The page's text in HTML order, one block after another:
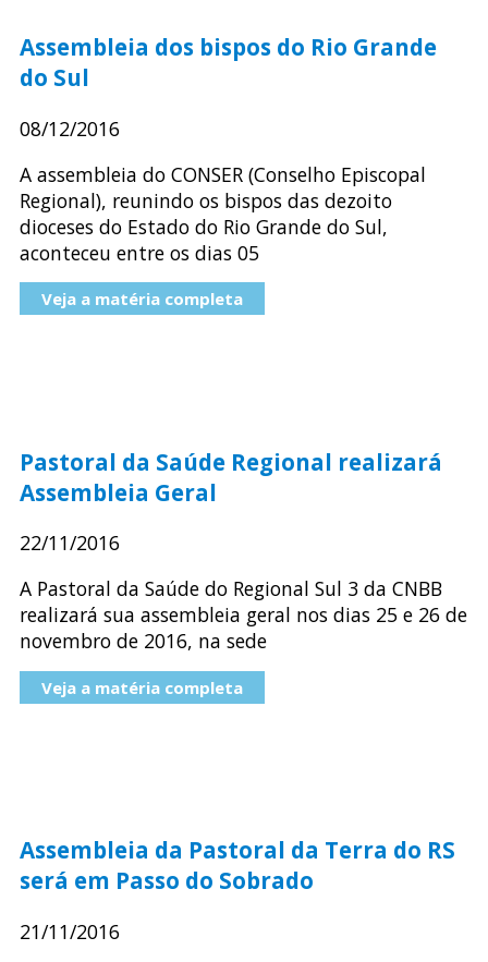
Assembleia dos bispos do Rio Grande
do Sul
08/12/2016
A assembleia do CONSER (Conselho Episcopal
Regional), reunindo os bispos das dezoito
dioceses do Estado do Rio Grande do Sul,
aconteceu entre os dias 05
Veja a matéria completa
Pastoral da Saúde Regional realizará
Assembleia Geral
22/11/2016
A Pastoral da Saúde do Regional Sul 3 da CNBB
realizará sua assembleia geral nos dias 25 e 26 de
novembro de 2016, na sede
Veja a matéria completa
Assembleia da Pastoral da Terra do RS
será em Passo do Sobrado
21/11/2016